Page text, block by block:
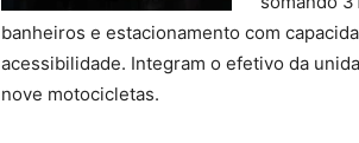
banheiros e estacionamento com
acessibilidade. Integram o efetivo da
nove motocicletas.